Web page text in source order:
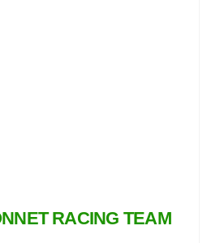
RACING TEAM